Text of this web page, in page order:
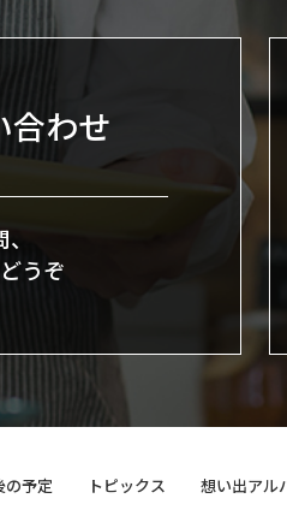
合わせ
うぞ
の予定 トピックス 想い出アル